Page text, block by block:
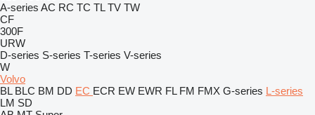
A-series AC RC TC TL TV TW
CF
300F
URW
D-series S-series T-series V-series
W
Volvo
BL BLC BM DD EC ECR EW EWR FL FM FMX G-series L-series
LM SD